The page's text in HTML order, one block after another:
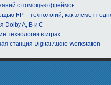
с помощью фреймов
RP – технологий, как элемент
Dolby A, B и C
технологии в играх
станция Digital Audio Workstation